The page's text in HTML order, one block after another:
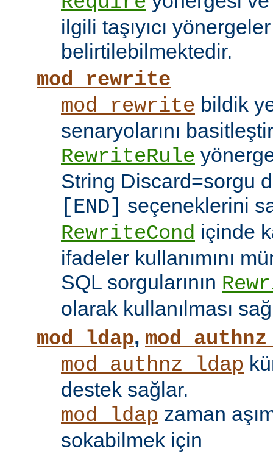
ilgili taşıyıcı
belirtilebilmektedir.
mod_rewrite
mod_rewrite bildik
senaryolarını
RewriteRule
String Discard=sorgu
[END]
seçeneklerini
RewriteCond içinde
ifadeler kullanımını
SQL sorgularının
olarak kullanılması
mod_ldap,
mod_authnz_ldap
destek sağlar.
mod_ldap zaman
sokabilmek için